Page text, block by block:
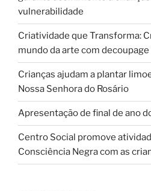
vulnerabilidade
Criatividade que Transforma:
mundo da arte com
Crianças ajudam a plantar
Nossa Senhora do Rosário
Apresentação de final de ano
Centro Social promove
Consciência Negra com as